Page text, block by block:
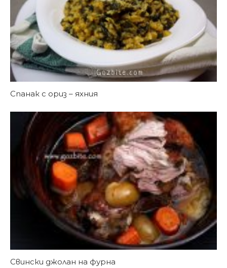
Спанак с ориз – яхния
Свински джолан на фурна